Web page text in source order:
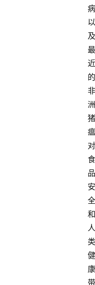
病
以
及
最
近
的
非
洲
猪
瘟
对
食
品
安
全
和
人
类
健
康
带